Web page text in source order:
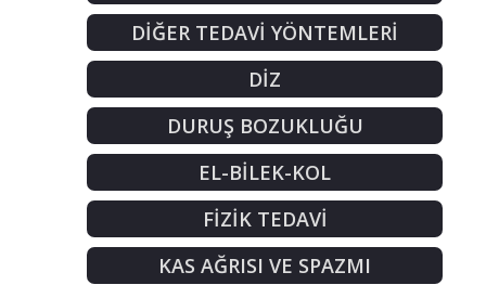
DİĞER TEDAVİ YÖNTEMLERİ
DİZ
DURUŞ BOZUKLUĞU
EL-BİLEK-KOL
FİZİK TEDAVİ
KAS AĞRISI VE SPAZMI